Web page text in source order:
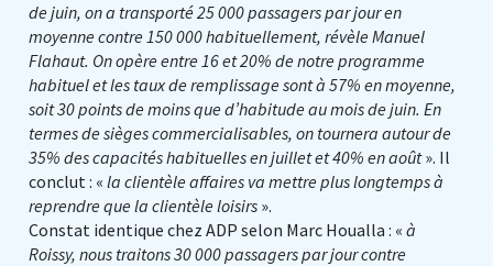
de juin, on a transporté 25 000 passagers par jour en
moyenne contre 150 000 habituellement, révèle Manuel
Flahaut. On opère entre 16 et 20% de notre programme
habituel et les taux de remplissage sont à 57% en moyenne,
soit 30 points de moins que d’habitude au mois de juin. En
termes de sièges commercialisables, on tournera autour de
35% des capacités habituelles en juillet et 40% en août». Il
conclut : « la clientèle affaires va mettre plus longtemps à
reprendre que la clientèle loisirs ».
Constat identique chez ADP selon Marc Houalla : « à
Roissy, nous traitons 30 000 passagers par jour contre